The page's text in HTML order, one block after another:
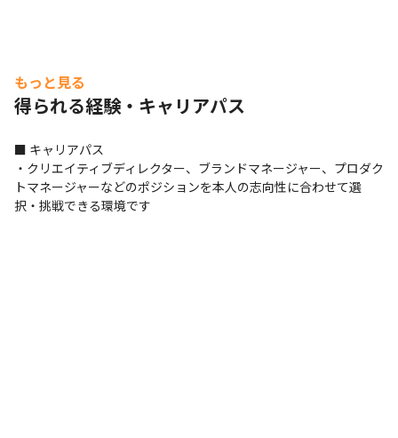
・ハーマンミラーのエンボディチェアを用意しています
もっと見る
得られる経験・キャリアパス
■ キャリアパス
・クリエイティブディレクター、ブランドマネージャー、プロダク
トマネージャーなどのポジションを本人の志向性に合わせて選
択・挑戦できる環境です